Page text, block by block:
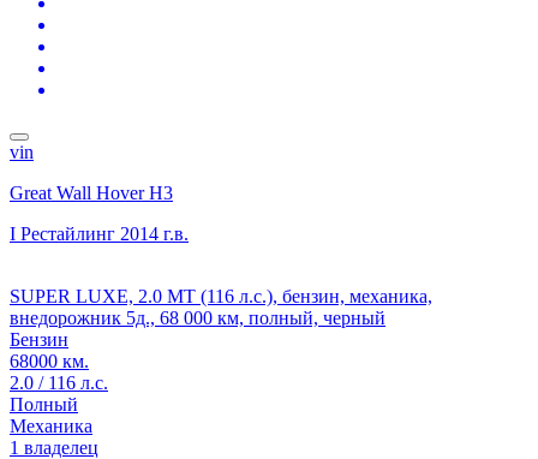
vin
Great Wall Hover H3
I Рестайлинг 2014 г.в.
SUPER LUXE, 2.0 MT (116 л.с.), бензин, механика,
внедорожник 5д., 68 000 км, полный, черный
Бензин
68000 км.
2.0 / 116 л.с.
Полный
Механика
1 владелец